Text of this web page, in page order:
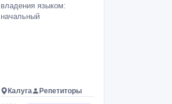
владения языком:
начальный
Калуга
Репетиторы